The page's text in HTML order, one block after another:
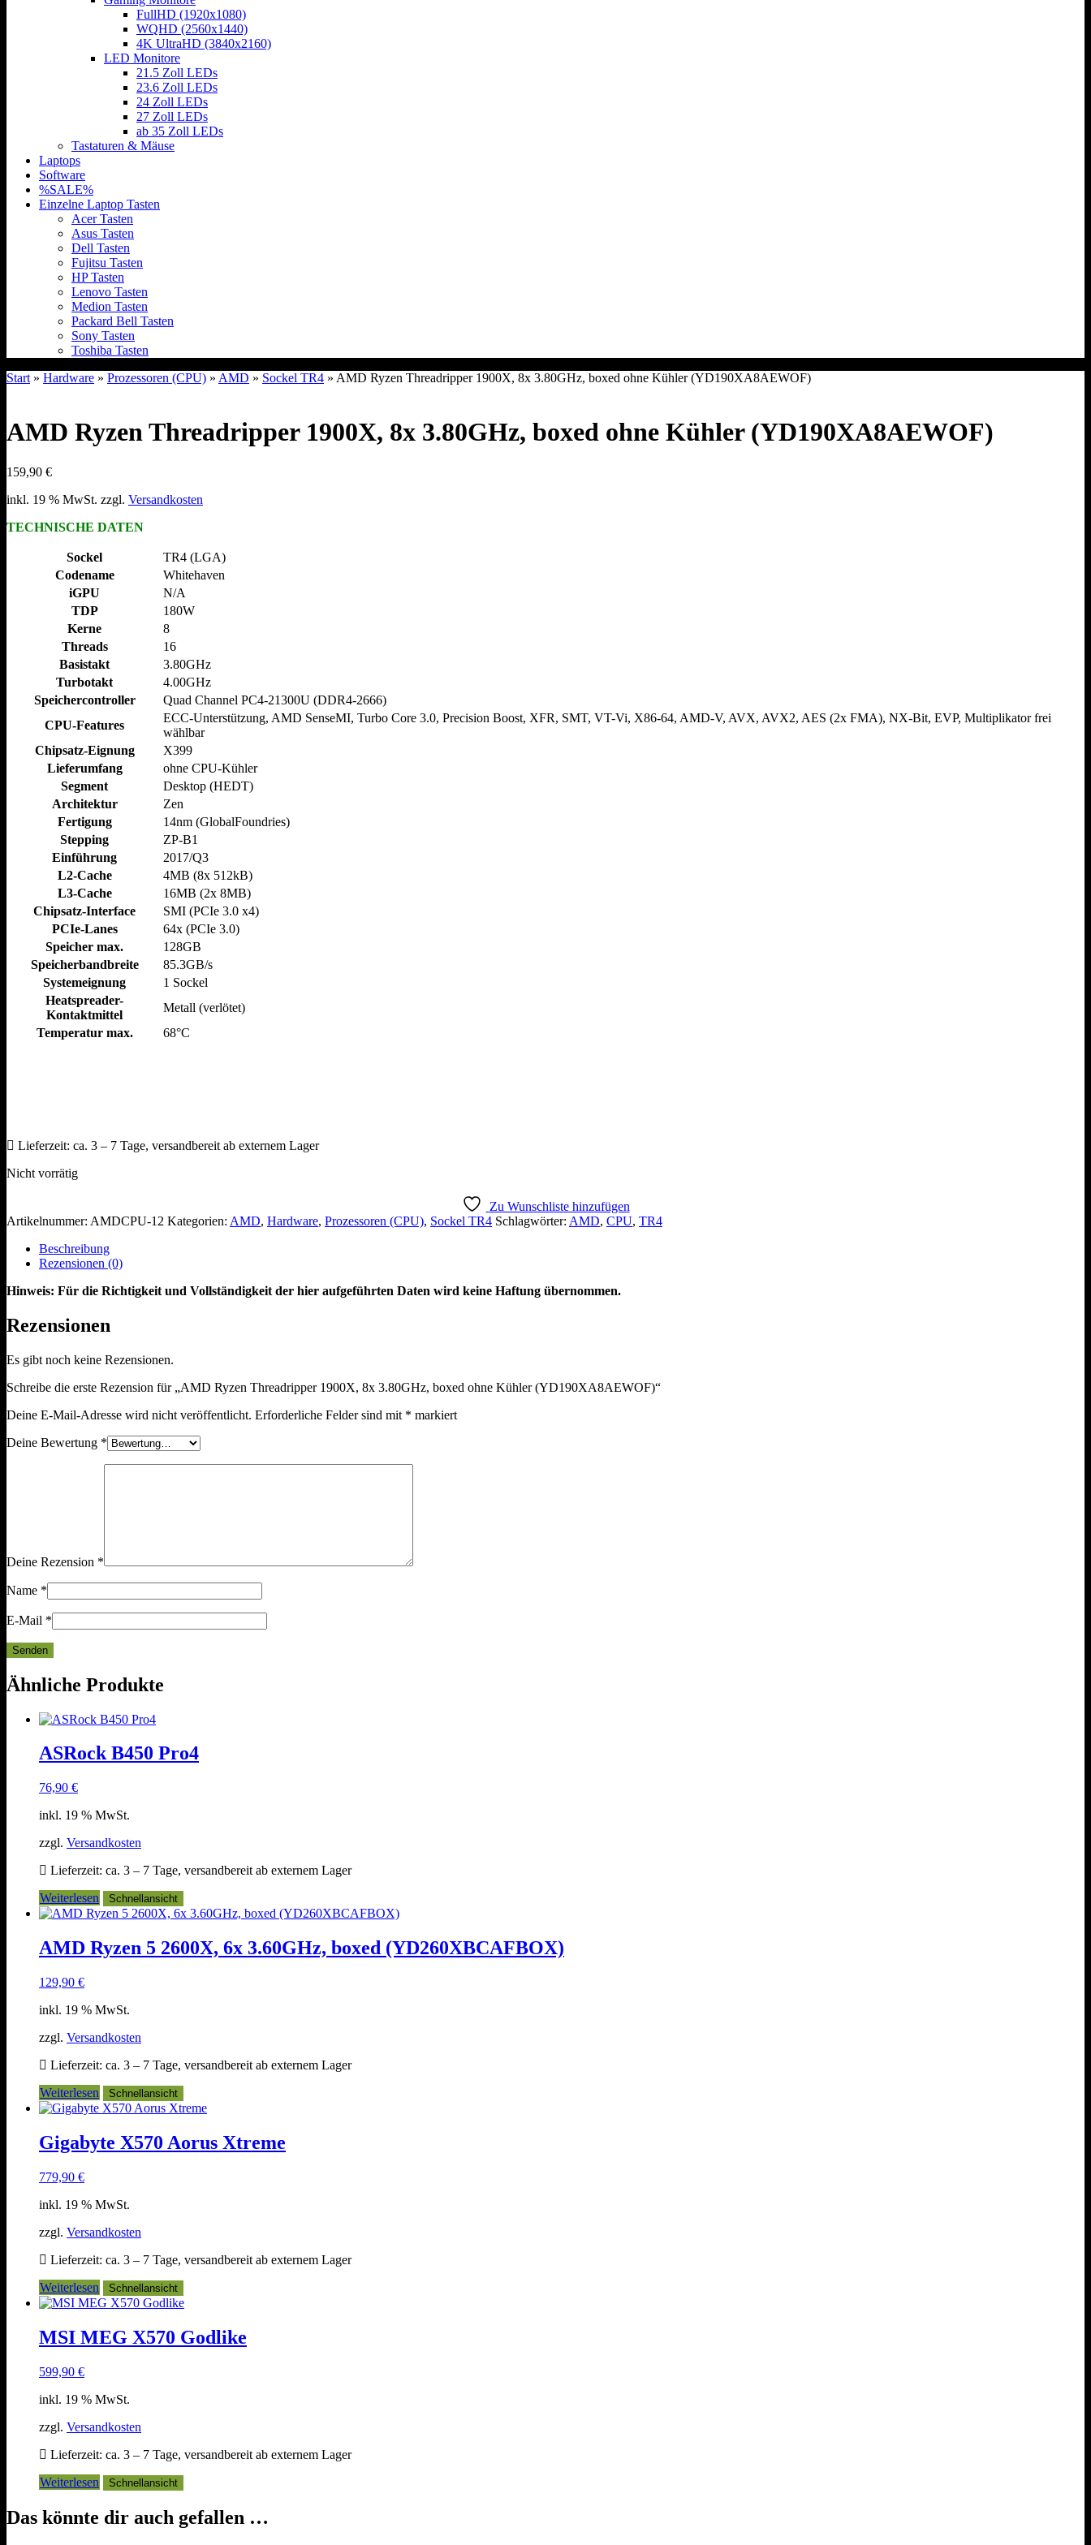
FullHD (1920x1080)
WQHD (2560x1440)
4K UltraHD (3840x2160)
LED Monitore
21.5 Zoll LEDs
23.6 Zoll LEDs
24 Zoll LEDs
27 Zoll LEDs
ab 35 Zoll LEDs
Tastaturen & Mäuse
Laptops
Software
%SALE%
Einzelne Laptop Tasten
Acer Tasten
Asus Tasten
Dell Tasten
Fujitsu Tasten
HP Tasten
Lenovo Tasten
Medion Tasten
Packard Bell Tasten
Sony Tasten
Toshiba Tasten
Start » Hardware » Prozessoren (CPU) » AMD » Sockel TR4 » AMD Ryzen Threadripper 1900X, 8x 3.80GHz, boxed ohne Kühler (YD190XA8AEWOF)
AMD Ryzen Threadripper 1900X, 8x 3.80GHz, boxed ohne Kühler (YD190XA8AEWOF)
159,90 €
inkl. 19 % MwSt. zzgl. Versandkosten
TECHNISCHE DATEN
Sockel
TR4 (LGA)
Codename
Whitehaven
iGPU
N/​A
TDP
180W
Kerne
8
Threads
16
Basistakt
3.80GHz
Turbotakt
4.00GHz
Speichercontroller
Quad Channel PC4-21300U (DDR4-2666)
CPU-Features
ECC-Unterstützung, AMD SenseMI, Turbo Core 3.0, Precision Boost, XFR, SMT, VT-Vi, X86-64, AMD-V, AVX, AVX2, AES (2x FMA), NX-Bit, EVP, Multiplikator frei
wählbar
Chipsatz-Eignung
X399
Lieferumfang
ohne CPU-Kühler
Segment
Desktop (HEDT)
Architektur
Zen
Fertigung
14nm (GlobalFoundries)
Stepping
ZP-B1
Einführung
2017/​Q3
L2-Cache
4MB (8x 512kB)
L3-Cache
16MB (2x 8MB)
Chipsatz-Interface
SMI (PCIe 3.0 x4)
PCIe-Lanes
64x (PCIe 3.0)
Speicher max.
128GB
Speicherbandbreite
85.3GB/​s
Systemeignung
1 Sockel
Heatspreader-
Kontaktmittel
Metall (verlötet)
Temperatur max.
68°C
Lieferzeit: ca. 3 – 7 Tage, versandbereit ab externem Lager
Nicht vorrätig
Zu Wunschliste hinzufügen
Artikelnummer: AMDCPU-12 Kategorien: AMD, Hardware, Prozessoren (CPU), Sockel TR4 Schlagwörter: AMD, CPU, TR4
Beschreibung
Rezensionen (0)
Hinweis: Für die Richtigkeit und Vollständigkeit der hier aufgeführten Daten wird keine Haftung übernommen.
Rezensionen
Es gibt noch keine Rezensionen.
Schreibe die erste Rezension für „AMD Ryzen Threadripper 1900X, 8x 3.80GHz, boxed ohne Kühler (YD190XA8AEWOF)“
Deine E-Mail-Adresse wird nicht veröffentlicht. Erforderliche Felder sind mit * markiert
Deine Bewertung *
Deine Rezension *
Name *
E-Mail *
Ähnliche Produkte
ASRock B450 Pro4
76,90 €
inkl. 19 % MwSt.
zzgl. Versandkosten
Lieferzeit: ca. 3 – 7 Tage, versandbereit ab externem Lager
Weiterlesen
Schnellansicht
AMD Ryzen 5 2600X, 6x 3.60GHz, boxed (YD260XBCAFBOX)
129,90 €
inkl. 19 % MwSt.
zzgl. Versandkosten
Lieferzeit: ca. 3 – 7 Tage, versandbereit ab externem Lager
Weiterlesen
Schnellansicht
Gigabyte X570 Aorus Xtreme
779,90 €
inkl. 19 % MwSt.
zzgl. Versandkosten
Lieferzeit: ca. 3 – 7 Tage, versandbereit ab externem Lager
Weiterlesen
Schnellansicht
MSI MEG X570 Godlike
599,90 €
inkl. 19 % MwSt.
zzgl. Versandkosten
Lieferzeit: ca. 3 – 7 Tage, versandbereit ab externem Lager
Weiterlesen
Schnellansicht
Das könnte dir auch gefallen …